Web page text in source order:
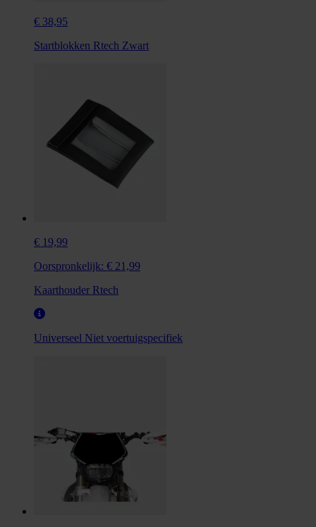
€ 38,95
Startblokken Rtech Zwart
€ 19,99
Oorspronkelijk: € 21,99
Kaarthouder Rtech
Universeel Niet voertuigspecifiek